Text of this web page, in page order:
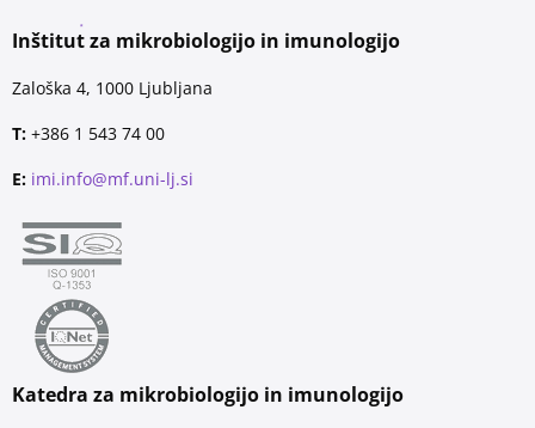
Inštitut za mikrobiologijo in imunologijo
Zaloška 4, 1000 Ljubljana
T: +386 1 543 74 00
E: imi.info@mf.uni-lj.si
Katedra za mikrobiologijo in imunologijo